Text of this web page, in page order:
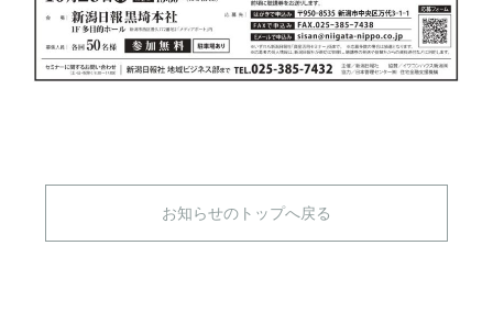
お知らせのトップへ戻る